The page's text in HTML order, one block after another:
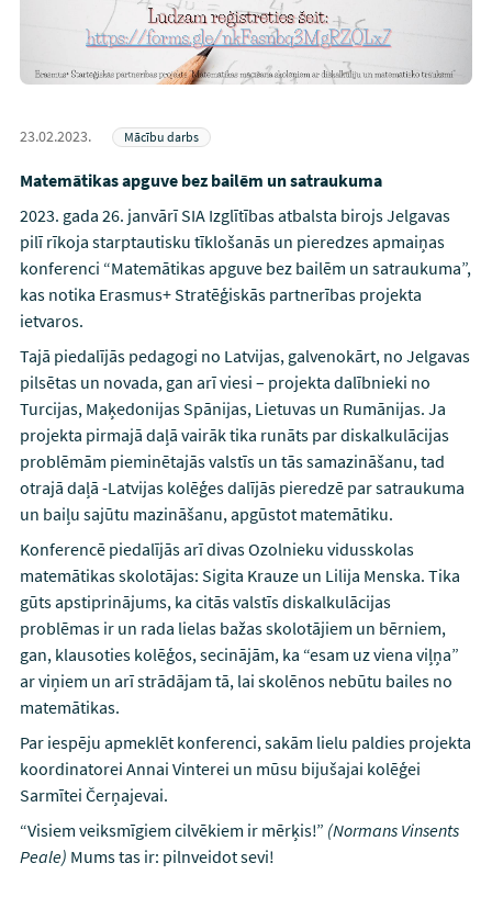
23.02.2023. Mācību darbs
Matemātikas apguve bez bailēm un satraukuma
2023. gada 26. janvārī SIA Izglītības atbalsta birojs Jelgavas
pilī rīkoja starptautisku tīklošanās un pieredzes apmaiņas
konferenci “Matemātikas apguve bez bailēm un satraukuma”,
kas notika Erasmus+ Stratēģiskās partnerības projekta
ietvaros.
Tajā piedalījās pedagogi no Latvijas, galvenokārt, no Jelgavas
pilsētas un novada, gan arī viesi – projekta dalībnieki no
Turcijas, Maķedonijas Spānijas, Lietuvas un Rumānijas. Ja
projekta pirmajā daļā vairāk tika runāts par diskalkulācijas
problēmām pieminētajās valstīs un tās samazināšanu, tad
otrajā daļā -Latvijas kolēģes dalījās pieredzē par satraukuma
un baiļu sajūtu mazināšanu, apgūstot matemātiku.
Konferencē piedalījās arī divas Ozolnieku vidusskolas
matemātikas skolotājas: Sigita Krauze un Lilija Menska. Tika
gūts apstiprinājums, ka citās valstīs diskalkulācijas
problēmas ir un rada lielas bažas skolotājiem un bērniem,
gan, klausoties kolēģos, secinājām, ka “esam uz viena viļņa”
ar viņiem un arī strādājam tā, lai skolēnos nebūtu bailes no
matemātikas.
Par iespēju apmeklēt konferenci, sakām lielu paldies projekta
koordinatorei Annai Vinterei un mūsu bijušajai kolēģei
Sarmītei Čerņajevai.
“Visiem veiksmīgiem cilvēkiem ir mērķis!” (Normans Vinsents
Peale) Mums tas ir: pilnveidot sevi!